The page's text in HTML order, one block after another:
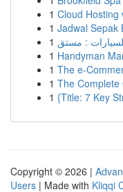
1 Cloud Hosting
1 Jadwal Sepak
1
1 Handyman
1 The e-
1 The Complete
1 {Title: 7 Key
Copyright © 2026 |
Users | Made with Kliqqi